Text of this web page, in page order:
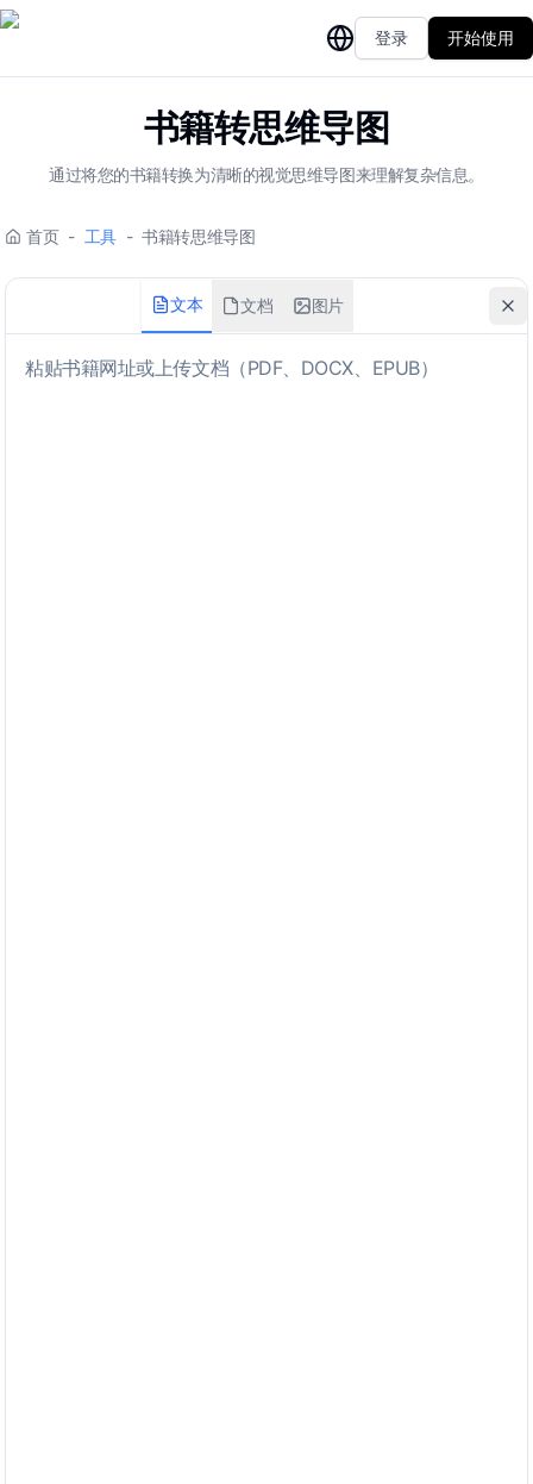
登录 开始使用
书籍转思维导图
通过将您的书籍转换为清晰的视觉思维导图来理解复杂信息。
首页 - 工具 - 书籍转思维导图
文本 文档 图片